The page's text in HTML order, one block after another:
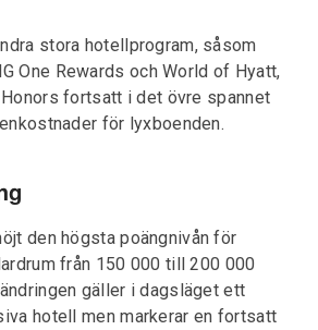
stora hotellprogram, såsom
One Rewards och World of Hyatt,
fortsatt i det övre spannet
för lyxboenden.
den högsta poängnivån för
från 150 000 till 200 000
gäller i dagsläget ett
hotell men markerar en fortsatt